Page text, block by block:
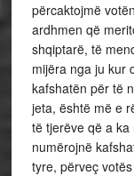
përcaktojmë
ardhmen që
shqiptarë, të
mijëra nga ju kur
kafshatën për të
jeta, është më e
të tjerëve që a
numërojnë
tyre, përveç